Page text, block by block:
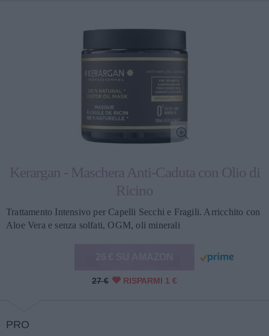
Kerargan - Maschera Anti-Caduta con Olio di
Ricino
Trattamento Intensivo per Capelli Secchi e Fragili. Arricchito con
Aloe Vera e senza solfati, OGM, oli minerali
27 € RISPARMI 1 €
PRO